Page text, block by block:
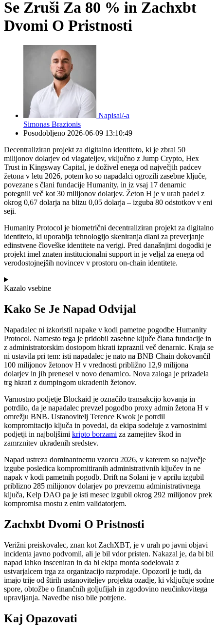
Se Zruši Za 80 % in Zachxbt
Dvomi O Pristnosti
Napisal/-a
Simonas Brazionis
Posodobljeno 2026-06-09 13:10:49
Decentraliziran projekt za digitalno identiteto, ki je zbral 50
milijonov dolarjev od vlagateljev, vključno z Jump Crypto, Hex
Trust in Kingsway Capital, je doživel enega od največjih padcev
žetona v letu 2026, potem ko so napadalci ogrozili zasebne ključe,
povezane s člani fundacije Humanity, in iz vsaj 17 denarnic
potegnili več kot 30 milijonov dolarjev. Žeton H je v urah padel z
okrog 0,67 dolarja na blizu 0,05 dolarja – izguba 80 odstotkov v eni
seji.
Humanity Protocol je biometrični decentraliziran projekt za digitalno
identiteto, ki uporablja tehnologijo skeniranja dlani za preverjanje
edinstvene človeške identitete na verigi. Pred današnjimi dogodki je
projekt imel znaten institucionalni support in je veljal za enega od
verodostojnejših novincev v prostoru on-chain identitete.
Kazalo vsebine
Kako Se Je Napad Odvijal
Napadalec ni izkoristil napake v kodi pametne pogodbe Humanity
Protocol. Namesto tega je pridobil zasebne ključe člana fundacije in
z administratorskim dostopom hkrati izpraznil več denarnic. Kraja se
ni ustavila pri tem: isti napadalec je nato na BNB Chain dokovančil
100 milijonov žetonov H v vrednosti približno 12,9 milijona
dolarjev in jih prenesel v novo denarnico. Nova zaloga je prizadela
trg hkrati z dumpingom ukradenih žetonov.
Varnostno podjetje Blockaid je označilo transakcijo kovanja in
potrdilo, da je napadalec prevzel pogodbo proxy admin žetona H v
omrežju BNB. Ustanovitelj Terence Kwok je potrdil
kompromitacijo ključa in povedal, da ekipa sodeluje z varnostnimi
podjetji in najboljšimi kripto borzami za zamejitev škod in
zamrznitev ukradenih sredstev.
Napad ustreza dominantnemu vzorcu 2026, v katerem so največje
izgube posledica kompromitiranih administrativnih ključev in ne
napak v kodi pametnih pogodb. Drift na Solani je v aprilu izgubil
priblizno 285 milijonov dolarjev po prevzemu administrativnega
ključa, Kelp DAO pa je isti mesec izgubil okrog 292 milijonov prek
kompromisa mostu z enim validatorjem.
Zachxbt Dvomi O Pristnosti
Verižni preiskovalec, znan kot ZachXBT, je v urah po javni objavi
incidenta javno podvomil, ali je bil vdor pristen. Nakazal je, da bi bil
napad lahko insceniran in da bi ekipa morda sodelovala z
ustvarjalcem trga za organizacijo razprodaje. Opozoril je tudi, da
imajo trije od štirih ustanoviteljev projekta ozadje, ki vključuje sodne
spore, obtožbe o finančnih goljufijah in zgodovino neučinkovitega
upravljanja. Navedbe niso bile potrjene.
Kaj Opazovati